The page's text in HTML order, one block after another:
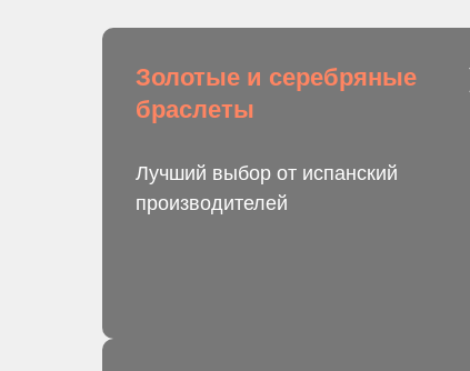
Золотые и серебряные
браслеты
Лучший выбор от испанский
производителей